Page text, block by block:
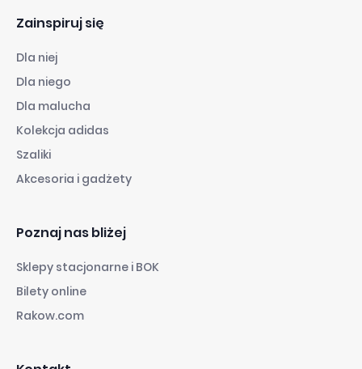
Zainspiruj się
Dla niej
Dla niego
Dla malucha
Kolekcja adidas
Szaliki
Akcesoria i gadżety
Poznaj nas bliżej
Sklepy stacjonarne i BOK
Bilety online
Rakow.com